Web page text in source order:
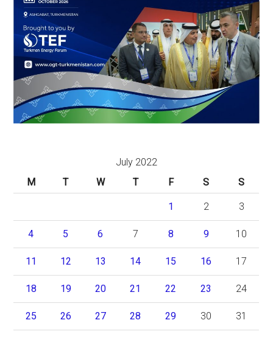
July 2022
M
T W T F S S
1 2 3
4 5 6 7 8 9 10
11 12 13 14 15 16 17
18 19 20 21 22 23 24
25 26 27 28 29 30 31